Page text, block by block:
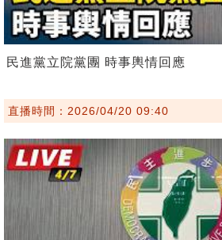
民進黨立院黨團 時事輿情回應
直播時間：2026/04/20 09:40